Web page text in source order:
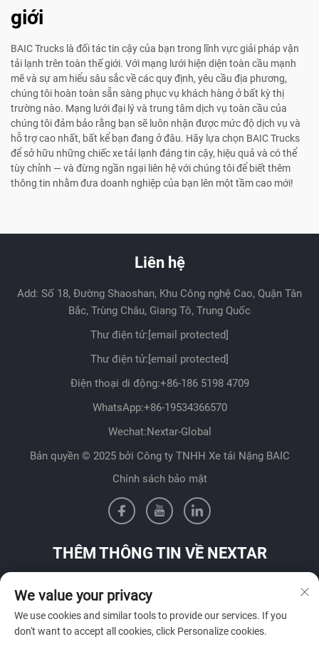
giới
BAIC Trucks là đối tác tin cậy của bạn trong lĩnh vực giải pháp vận
tải lạnh trên toàn thế giới. Với mạng lưới hiện diện toàn cầu mạnh
mẽ và sự am hiểu sâu sắc về các quy định, yêu cầu địa phương,
chúng tôi hoàn toàn sẵn sàng phục vụ khách hàng ở bất kỳ thị
trường nào. Mạng lưới đại lý và trung tâm dịch vụ toàn cầu của
chúng tôi đảm bảo rằng bạn sẽ luôn nhận được mức độ dịch vụ và
hỗ trợ cao nhất, bất kể bạn đang ở đâu. Hãy lựa chọn BAIC Trucks
để sở hữu những chiếc xe tải lạnh đáng tin cậy, hiệu quả và có thể
tùy chỉnh — và đừng ngần ngại liên hệ với chúng tôi để biết thêm
thông tin nhằm đưa doanh nghiệp của bạn lên một tầm cao mới!
Liên hệ
Add: Số 18, Đường Shaoshan, Khu Công nghệ Cao, Quận Tân
Bắc, Trùng Châu, Giang Tô, Trung Quốc
Thư điện tử:[email protected]
Thư điện tử:[email protected]
Điện thoại di động:+86-186 5198 4709
WhatsApp:+86-19534366570
Wechat:Nextar-Global
Bản quyền © 2025 bởi Công ty TNHH Xe tải Nặng BAIC
Chính sách bảo mật
THÊM THÔNG TIN VỀ NEXTAR
We value your privacy
We use cookies and similar tools to provide our services. If you
don't want to accept all cookies, click Personalize cookies.